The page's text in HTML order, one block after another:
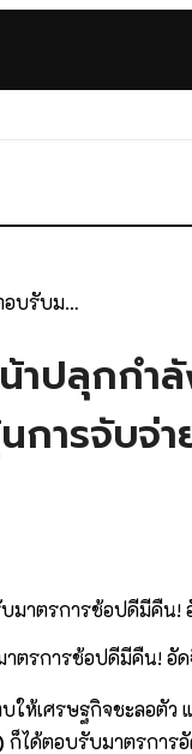
อบรับม…
าปลุกกำ
การจับจ่
าตรการช้อปดีมีคืน!
ให้เศรษฐกิจชะลอตัว
ก็ได้ตอบรับมาตรการ